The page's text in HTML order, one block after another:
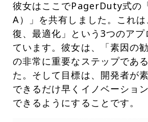
彼女はここでPagerDuty式の
A）」を共有しました。これ
復、最適化」という3つのアプ
ています。彼女は、「素因の
の非常に重要なステップであ
た。そして目標は、開発者が
できるだけ早くイノベーショ
できるようにすることです。